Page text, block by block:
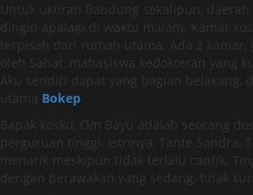
Untuk ukuran Bandung sekalipun,
dingin apalagi di waktu malam. Kamar
terpisah dari rumah utama. Ada 2 kamar,
oleh Sahat, mahasiswa kedokteran yang
Aku sendiri dapat yang bagian belakang,
utama
Bokep
Bapak kosku, Om Bayu adalah seorang
perguruan tinggi. Istrinya, Tante Sandra,
menarik meskipun tidak terlalu cantik.
dengan perawakan yang sedang, tidak